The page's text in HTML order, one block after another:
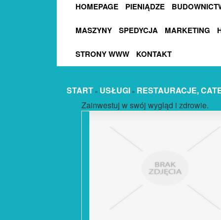
HOMEPAGE PIENIĄDZE
MASZYNY SPEDYCJA MARKETING
STRONY WWW KONTAKT
START » USŁUGI » RESTAURACJE,
Zainwestuj w swój wygląd i zdrowie.